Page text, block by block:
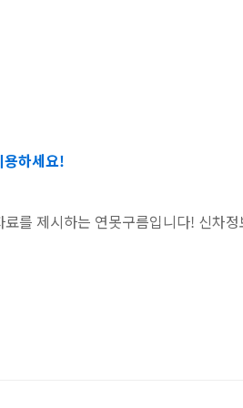
용하세요!
를 제시하는 연못구름입니다! 신차